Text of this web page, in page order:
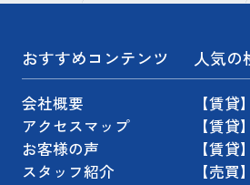
おすすめコンテンツ
会社概要
アクセスマップ
お客様の声
スタッフ紹介
人気の
【賃
【賃
【賃
【売